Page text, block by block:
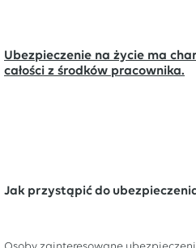
Ubezpieczenie na życie ma
całości z środków pracownika.
Jak przystąpić do